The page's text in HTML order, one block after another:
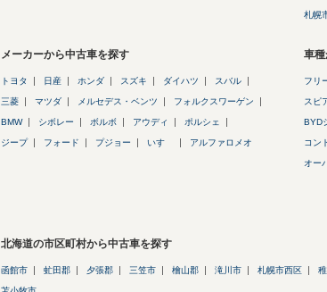
札幌
メーカーから中古車を探す
トヨタ 日産 ホンダ スズキ ダイハツ スバル
三菱 マツダ メルセデス・ベンツ フォルクスワーゲン
BMW シボレー ボルボ アウディ ポルシェ
ジープ フォード プジョー いすゞ アルファロメオ
車
フリ
スピ
BYD
コン
オー
北海道の市区町村から中古車を探す
函館市 虻田郡 夕張郡 三笠市 檜山郡 滝川市 札幌市西区